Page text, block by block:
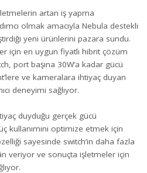
artan iş yapma
olmak amacıyla Nebula destekli
yeni ürünlerini pazara sundu.
için en uygun fiyatlı hibrit çözüm
port başına 30W’a kadar gücü
ve kameralara ihtiyaç duyan
deneyimi sağlıyor.
duyduğu gerçek gücü
kullanımını optimize etmek için
sayesinde switch’in daha fazla
veriyor ve sonuçta işletmeler için